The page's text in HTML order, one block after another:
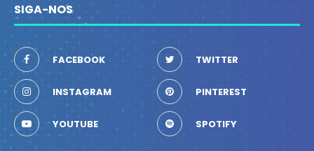
SIGA-NOS
FACEBOOK TWITTER
INSTAGRAM PINTEREST
YOUTUBE SPOTIFY